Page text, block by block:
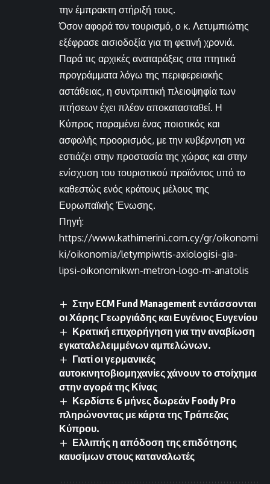
την έμπρακτη στήριξή τους.
Όσον αφορά τον τουρισμό, ο κ. Λετυμπιώτης
εξέφρασε αισιοδοξία για τη φετινή χρονιά.
Παρά τις αρχικές αναταράξεις στα πτητικά
προγράμματα λόγω της περιφερειακής
αστάθειας, η συντριπτική πλειοψηφία των
πτήσεων έχει πλέον αποκατασταθεί. Η
Κύπρος παραμένει ένας ποιοτικός και
ασφαλής προορισμός, με την κυβέρνηση να
εστιάζει στην προστασία της χώρας και στην
ενίσχυση του τουριστικού προϊόντος υπό το
καθεστώς ενός κράτους μέλους της
Ευρωπαϊκής Ένωσης.
Πηγή:
https://www.kathimerini.com.cy/gr/oikonomi
ki/oikonomia/letympiwtis-axiologisi-gia-
lipsi-oikonomikwn-metron-logo-m-anatolis
Στην ECM Fund Management εντάσσονται
οι Χάρης Γεωργιάδης και Ευγένιος Ευγενίου
Κρατική επιχορήγηση για την αναβίωση
εγκαταλελειμμένων αμπελώνων.
Γιατί οι γερμανικές
αυτοκινητοβιομηχανίες χάνουν το στοίχημα
στην αγορά της Κίνας
Κερδίστε 6 μήνες δωρεάν Foody Pro
πληρώνοντας με κάρτα της Τράπεζας
Κύπρου.
Ελλιπής η απόδοση της επιδότησης
καυσίμων στους καταναλωτές